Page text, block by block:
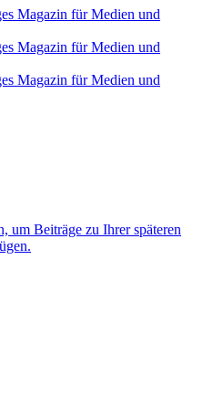
um Beiträge zu Ihrer späteren